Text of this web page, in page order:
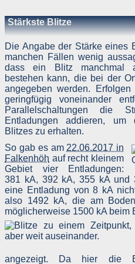
Stärkste Blitze
Die Angabe der Stärke eines
manchen Fällen wenig
dass ein Blitz manchmal
bestehen kann, die bei der
angegeben werden.
geringfügig voneinander
Parallelschaltungen die
Entladungen addieren, um
Blitzes zu erhalten.
So gab es am 22.06.2017 in
Falkenhöh auf recht kleinem
Gebiet vier Entladungen:
381 kA, 392 kA, 355 kA und
eine Entladung von 8 kA
also 1492 kA, die am
möglicherweise 1500 kA beim
angezeigt. Da hier die